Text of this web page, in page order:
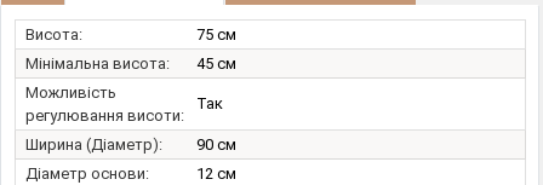
Висота:
75 см
Мінімальна висота:
45 см
Можливість
регулювання висоти:
Так
Ширина (Діаметр):
90 см
Діаметр основи:
12 см